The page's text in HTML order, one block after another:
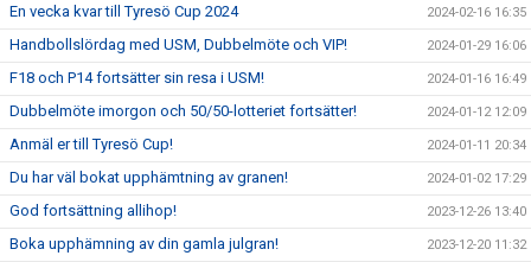
En vecka kvar till Tyresö Cup 2024 2024-02-16 16:35
Handbollslördag med USM, Dubbelmöte och VIP! 2024-01-29 16:06
F18 och P14 fortsätter sin resa i USM! 2024-01-16 16:49
Dubbelmöte imorgon och 50/50-lotteriet fortsätter! 2024-01-12 12:09
Anmäl er till Tyresö Cup! 2024-01-11 20:34
Du har väl bokat upphämtning av granen! 2024-01-02 17:29
God fortsättning allihop! 2023-12-26 13:40
Boka upphämning av din gamla julgran! 2023-12-20 11:32